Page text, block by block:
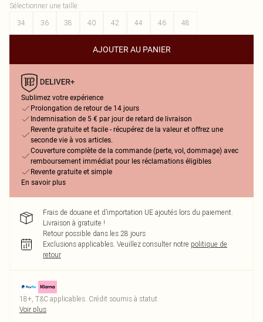
Sélectionner une taille:
34
36 38 40 42 44 46 48
AJOUTER AU PANIER
Sublimez votre expérience
Prolongation de retour de 14 jours
Indemnisation de 5 € par jour de retard de livraison
Revente gratuite et facile - récupérez de la valeur et offrez une
seconde vie à vos articles.
Couverture complète de la commande (perte, vol, dommage) avec
remboursement immédiat pour les réclamations éligibles
Revente gratuite et simple
En savoir plus
Frais de douane et d’importation UE ajoutés lors du paiement.
Livraison à gratuite !
Retour possible dans les 28 jours
Exclusions applicables. Veuillez consulter notre politique de
retour
18+, T&C applicables. Crédit soumis à statut
Voir plus